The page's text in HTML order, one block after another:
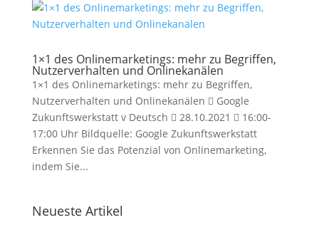
1×1 des Onlinemarketings: mehr zu Begriffen,
Nutzerverhalten und Onlinekanälen
1×1 des Onlinemarketings: mehr zu Begriffen,
Nutzerverhalten und Onlinekanälen  Google
Zukunftswerkstatt v Deutsch  28.10.2021  16:00-
17:00 Uhr Bildquelle: Google Zukunftswerkstatt
Erkennen Sie das Potenzial von Onlinemarketing,
indem Sie...
Neueste Artikel